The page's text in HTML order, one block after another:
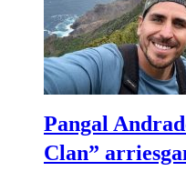
Pangal
Clan”